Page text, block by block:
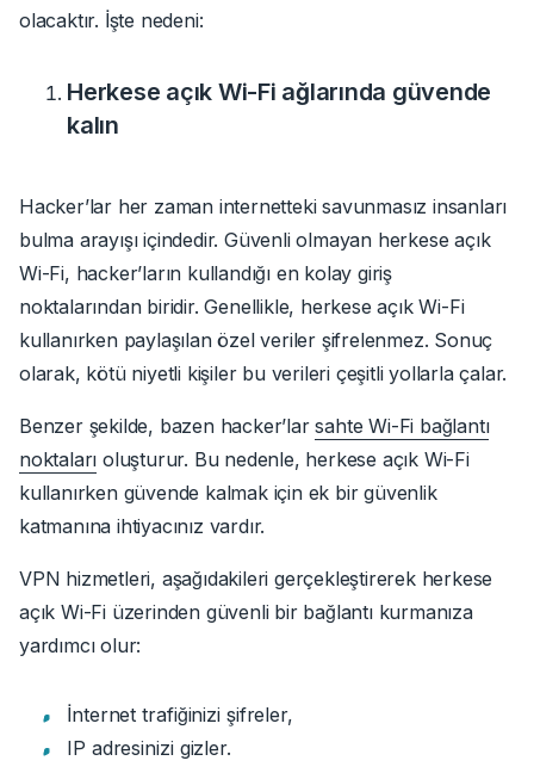
olacaktır. İşte nedeni:
Herkese açık Wi-Fi ağlarında güvende
kalın
Hacker’lar her zaman internetteki savunmasız insanları
bulma arayışı içindedir. Güvenli olmayan herkese açık
Wi-Fi, hacker’ların kullandığı en kolay giriş
noktalarından biridir. Genellikle, herkese açık Wi-Fi
kullanırken paylaşılan özel veriler şifrelenmez. Sonuç
olarak, kötü niyetli kişiler bu verileri çeşitli yollarla çalar.
Benzer şekilde, bazen hacker’larsahte Wi-Fi bağlantı
noktaları oluşturur. Bu nedenle, herkese açık Wi-Fi
kullanırken güvende kalmak için ek bir güvenlik
katmanına ihtiyacınız vardır.
VPN hizmetleri, aşağıdakileri gerçekleştirerek herkese
açık Wi-Fi üzerinden güvenli bir bağlantı kurmanıza
yardımcı olur:
İnternet trafiğinizi şifreler,
IP adresinizi gizler.